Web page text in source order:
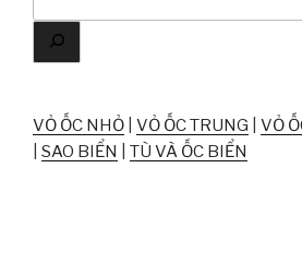
VỎ ỐC NHỎ VỎ ỐC TRUNG VỎ
SAO BIỂN TÙ VÀ ỐC BIỂN